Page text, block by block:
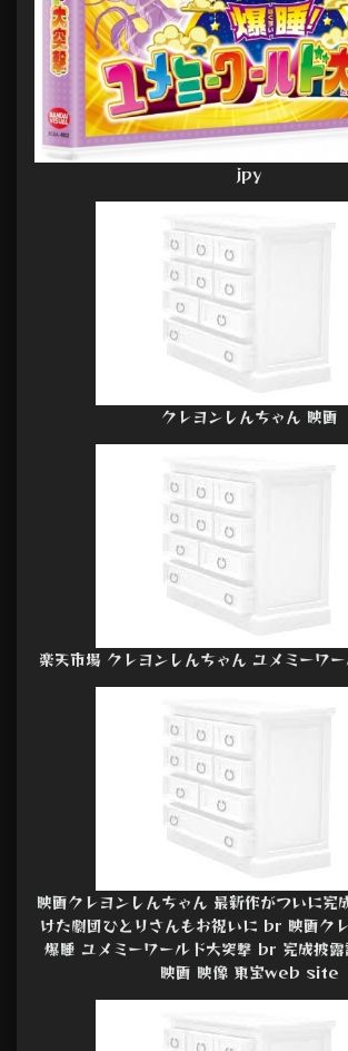
jpy
クレヨンしんちゃん 映画
楽天市場 クレヨンしんちゃん ユメミーワ
映画クレヨンしんちゃん 最新作がついに
けた劇団ひとりさんもお祝いに br 映画ク
爆睡 ユメミーワールド大突撃 br 完成披露
映画 映像 東宝web site